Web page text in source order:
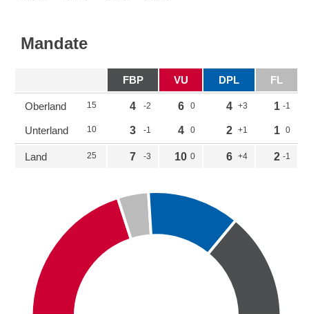
Mandate
FBP VU DPL FL
Oberland 15 4 -2 6 0 4 +3 1 -1
Unterland 10 3 -1 4 0 2 +1 1 0
Land 25 7 -3 10 0 6 +4 2 -1